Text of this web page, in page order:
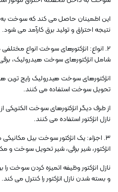
این اطمینان حاصل می کند که سوخت
نتیجه احتراق و تولید برق کارآمد می شود.
2. انواع: انژکتورهای سوخت انواع
شامل انژکتورهای سوخت هیدرولیک،
انژکتورهای سوخت هیدرولیک رایج ترین
تحویل سوخت استفاده می کنند.
از طرف دیگر انژکتورهای سوخت الکتریکی
نازل انژکتور استفاده می کنند.
3. اجزاء: یک انژکتور سوخت بیل
انژکتور، شیر برقی، شیر تحویل سوخت و
نازل انژکتور وظیفه اتمیزه کردن سوخت را
و بسته شدن نازل انژکتور را کنترل می کند.